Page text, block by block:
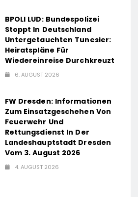
BPOLI LUD: Bundespolizei
Stoppt In Deutschland
Untergetauchten Tunesier:
Heiratspläne Für
Wiedereinreise Durchkreuzt
6. AUGUST 2026
FW Dresden: Informationen
Zum Einsatzgeschehen Von
Feuerwehr Und
Rettungsdienst In Der
Landeshauptstadt Dresden
Vom 3. August 2026
4. AUGUST 2026